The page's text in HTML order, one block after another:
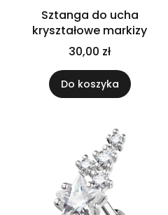
Sztanga do ucha
kryształowe markizy
30,00 zł
Do koszyka